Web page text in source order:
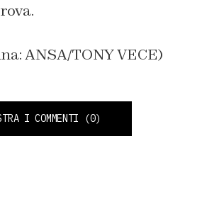
ANSA/TONY VECE)
I COMMENTI (0)